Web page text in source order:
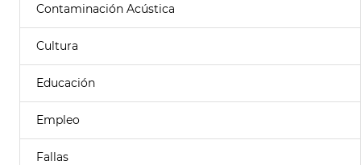
Contaminación Acústica
Cultura
Educación
Empleo
Fallas